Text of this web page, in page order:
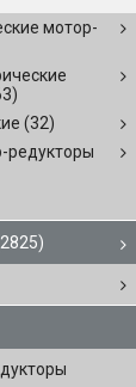
мотор-
(32)
редукторы